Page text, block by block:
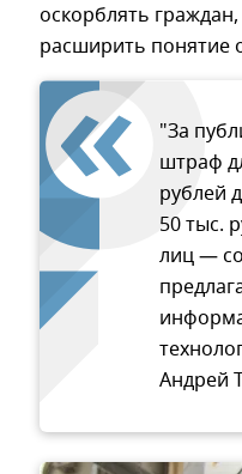
оскорблять
расширить понятие
"За
штраф
рублей
50 тыс.
лиц —
Андрей